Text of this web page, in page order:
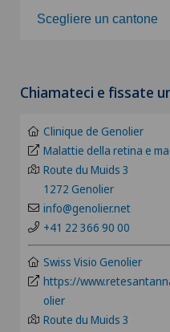
Alter G
Alterazioni del corpo
Andrologia
Clinica Sant'Anna
Pazienti internazionali
Scegliere un cantone
BE
FR
GE
TI
GR
Chiamateci e fissate
Clinique de Genolier
Malattie della retina e
Route du Muids 3
1272 Genolier
info@genolier.net
+41 22 366 90 00
Swiss Visio Genolier
https://
olier
Route du Muids 3